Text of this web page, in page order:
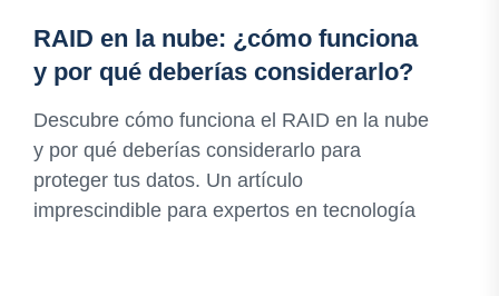
RAID en la nube: ¿cómo funciona
y por qué deberías considerarlo?
Descubre cómo funciona el RAID en la nube
y por qué deberías considerarlo para
proteger tus datos. Un artículo
imprescindible para expertos en tecnología